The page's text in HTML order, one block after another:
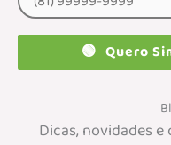
🟢 Quero
Dicas, novidades